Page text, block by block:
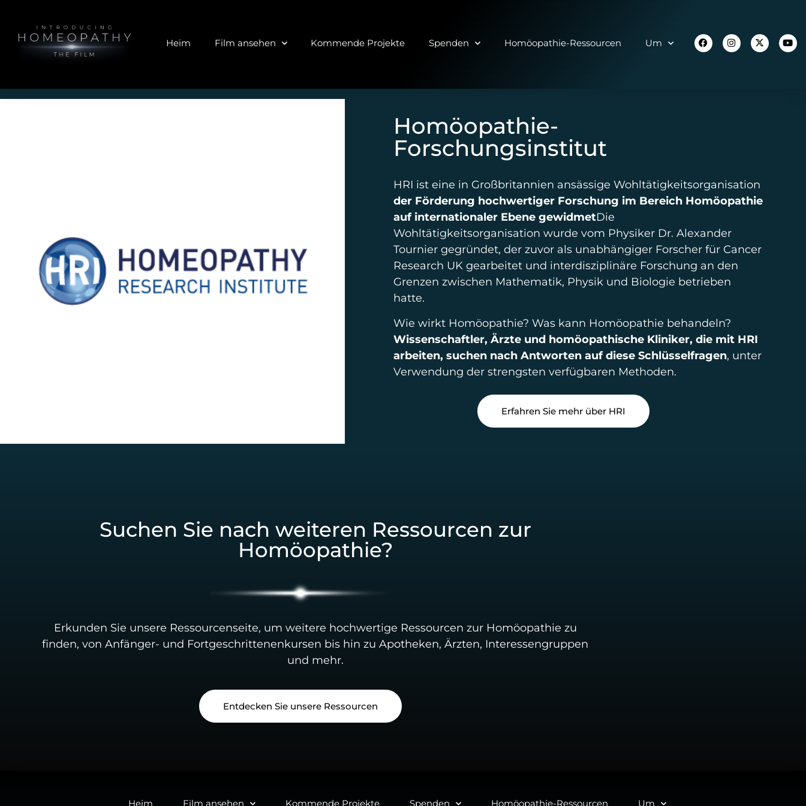
Heim Film ansehen Kommende Projekte Spenden Homöopathie-Ressourcen Um
Homöopathie-
Forschungsinstitut
HRI ist eine in Großbritannien ansässige Wohltätigkeitsorganisation
der Förderung hochwertiger Forschung im Bereich Homöopathie
auf internationaler Ebene gewidmetDie
Wohltätigkeitsorganisation wurde vom Physiker Dr. Alexander
Tournier gegründet, der zuvor als unabhängiger Forscher für Cancer
Research UK gearbeitet und interdisziplinäre Forschung an den
Grenzen zwischen Mathematik, Physik und Biologie betrieben
hatte.
Wie wirkt Homöopathie? Was kann Homöopathie behandeln?
Wissenschaftler, Ärzte und homöopathische Kliniker, die mit HRI
arbeiten, suchen nach Antworten auf diese Schlüsselfragen, unter
Verwendung der strengsten verfügbaren Methoden.
Erfahren Sie mehr über HRI
Suchen Sie nach weiteren Ressourcen zur
Homöopathie?
Erkunden Sie unsere Ressourcenseite, um weitere hochwertige Ressourcen zur Homöopathie zu
finden, von Anfänger- und Fortgeschrittenenkursen bis hin zu Apotheken, Ärzten, Interessengruppen
und mehr.
Entdecken Sie unsere Ressourcen
Heim Film ansehen Kommende Projekte Spenden Homöopathie-Ressourcen Um